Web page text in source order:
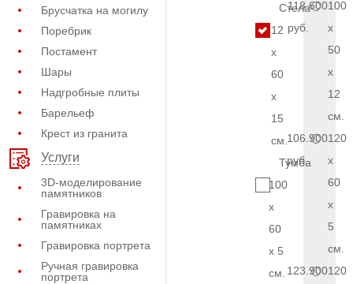
Брусчатка на могилу
Поребрик
Постамент
Шары
Надгробные плиты
Барельеф
Крест из гранита
Услуги
3D-моделирование
памятников
Гравировка на
памятниках
Гравировка портрета
Ручная гравировка
портрета
Стела
12
x
60
x
15
см.
Тумба
100
x
60
x 5
см.
118.600
руб.
100
x
50
x
12
см.
106.900
руб.
120
x
60
x
5
см.
123.900120